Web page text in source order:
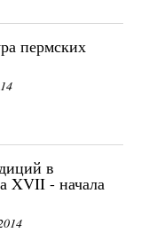
пермских
в
XVII - начала